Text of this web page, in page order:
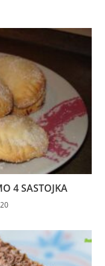
4 SASTOJKA